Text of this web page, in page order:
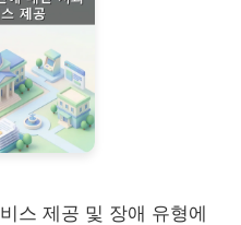
스 제공 및 장애 유형에